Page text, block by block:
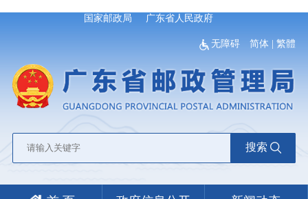
国家邮政局 广东省人民政府
无障碍 简体 |繁體
搜索